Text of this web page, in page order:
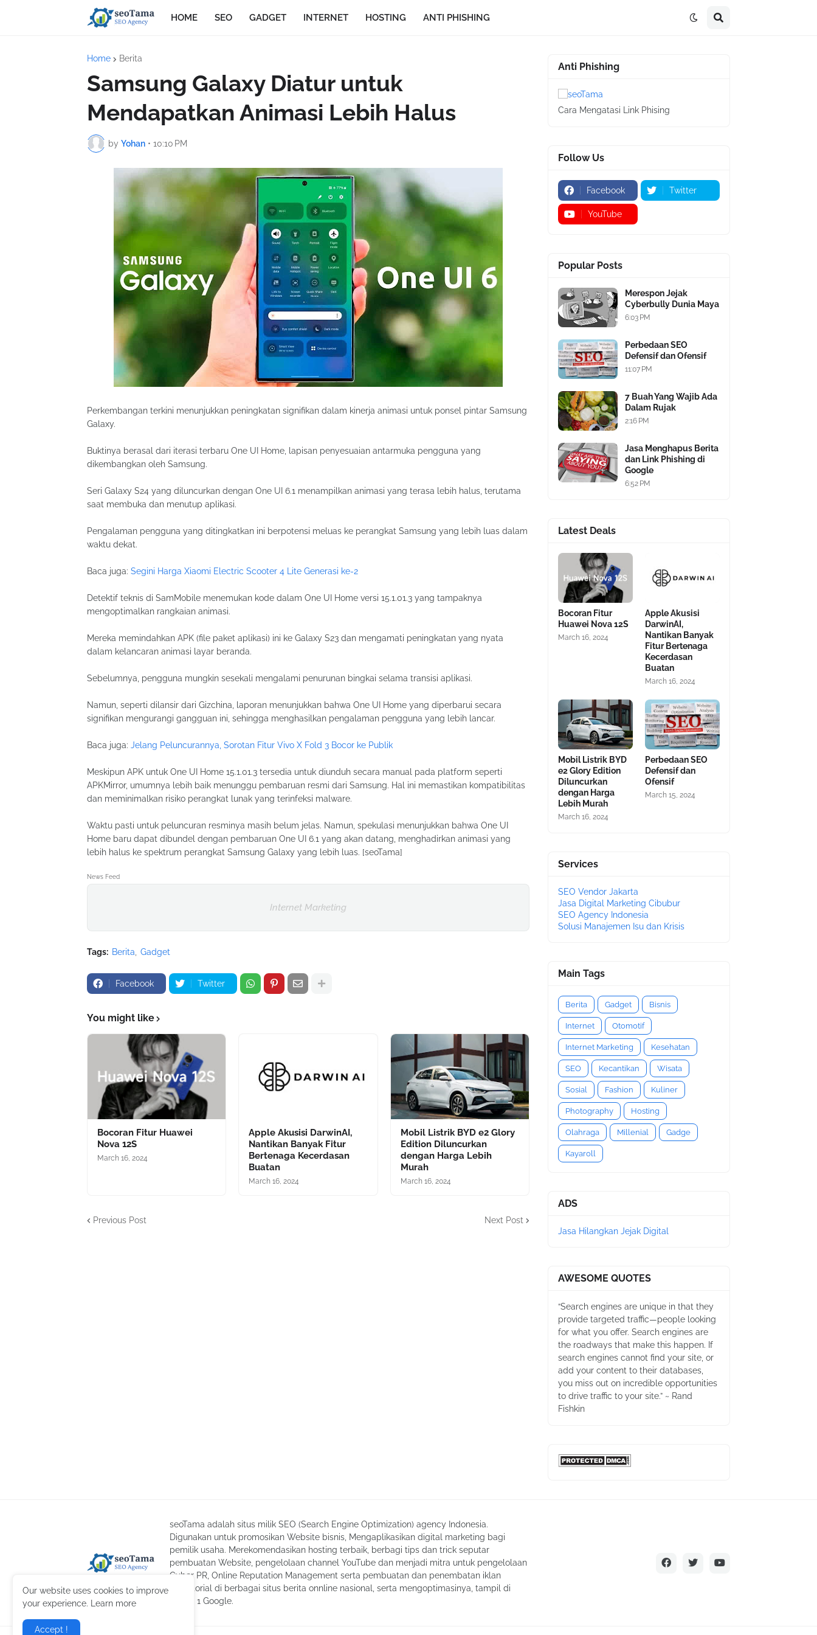
HOME SEO GADGET INTERNET HOSTING ANTI PHISHING
Home Berita
Samsung Galaxy Diatur untuk
Mendapatkan Animasi Lebih Halus
by Yohan • 10:10 PM
Perkembangan terkini menunjukkan peningkatan signifikan dalam kinerja animasi untuk ponsel pintar Samsung
Galaxy.
Buktinya berasal dari iterasi terbaru One UI Home, lapisan penyesuaian antarmuka pengguna yang
dikembangkan oleh Samsung.
Seri Galaxy S24 yang diluncurkan dengan One UI 6.1 menampilkan animasi yang terasa lebih halus, terutama
saat membuka dan menutup aplikasi.
Pengalaman pengguna yang ditingkatkan ini berpotensi meluas ke perangkat Samsung yang lebih luas dalam
waktu dekat.
Baca juga: Segini Harga Xiaomi Electric Scooter 4 Lite Generasi ke-2
Detektif teknis di SamMobile menemukan kode dalam One UI Home versi 15.1.01.3 yang tampaknya
mengoptimalkan rangkaian animasi.
Mereka memindahkan APK (file paket aplikasi) ini ke Galaxy S23 dan mengamati peningkatan yang nyata
dalam kelancaran animasi layar beranda.
Sebelumnya, pengguna mungkin sesekali mengalami penurunan bingkai selama transisi aplikasi.
Namun, seperti dilansir dari Gizchina, laporan menunjukkan bahwa One UI Home yang diperbarui secara
signifikan mengurangi gangguan ini, sehingga menghasilkan pengalaman pengguna yang lebih lancar.
Baca juga: Jelang Peluncurannya, Sorotan Fitur Vivo X Fold 3 Bocor ke Publik
Meskipun APK untuk One UI Home 15.1.01.3 tersedia untuk diunduh secara manual pada platform seperti
APKMirror, umumnya lebih baik menunggu pembaruan resmi dari Samsung. Hal ini memastikan kompatibilitas
dan meminimalkan risiko perangkat lunak yang terinfeksi malware.
Waktu pasti untuk peluncuran resminya masih belum jelas. Namun, spekulasi menunjukkan bahwa One UI
Home baru dapat dibundel dengan pembaruan One UI 6.1 yang akan datang, menghadirkan animasi yang
lebih halus ke spektrum perangkat Samsung Galaxy yang lebih luas. [seoTama]
News Feed
Internet Marketing
Tags: Berita Gadget
Facebook Twitter
You might like
Bocoran Fitur Huawei
Nova 12S
March 16, 2024
Apple Akusisi DarwinAI,
Nantikan Banyak Fitur
Bertenaga Kecerdasan
Buatan
March 16, 2024
Mobil Listrik BYD e2 Glory
Edition Diluncurkan
dengan Harga Lebih
Murah
March 16, 2024
Previous Post Next Post
Anti Phishing
Cara Mengatasi Link Phising
Follow Us
Facebook Twitter
YouTube
Popular Posts
Merespon Jejak
Cyberbully Dunia Maya
6:03 PM
Perbedaan SEO
Defensif dan Ofensif
11:07 PM
7 Buah Yang Wajib Ada
Dalam Rujak
2:16 PM
Jasa Menghapus Berita
dan Link Phishing di
Google
6:52 PM
Latest Deals
Bocoran Fitur
Huawei Nova 12S
March 16, 2024
Apple Akusisi
DarwinAI,
Nantikan Banyak
Fitur Bertenaga
Kecerdasan
Buatan
March 16, 2024
Mobil Listrik BYD
e2 Glory Edition
Diluncurkan
dengan Harga
Lebih Murah
March 16, 2024
Perbedaan SEO
Defensif dan
Ofensif
March 15, 2024
Services
SEO Vendor Jakarta
Jasa Digital Marketing Cibubur
SEO Agency Indonesia
Solusi Manajemen Isu dan Krisis
Main Tags
Berita Gadget Bisnis
Internet Otomotif
Internet Marketing Kesehatan
SEO Kecantikan Wisata
Sosial Fashion Kuliner
Photography Hosting
Olahraga Millenial Gadge
Kayaroll
ADS
Jasa Hilangkan Jejak Digital
AWESOME QUOTES
“Search engines are unique in that they
provide targeted traffic—people looking
for what you offer. Search engines are
the roadways that make this happen. If
search engines cannot find your site, or
add your content to their databases,
you miss out on incredible opportunities
to drive traffic to your site.” ~ Rand
Fishkin
seoTama adalah situs milik SEO (Search Engine Optimization) agency Indonesia.
Digunakan untuk promosikan Website bisnis, Mengaplikasikan digital marketing bagi
pemilik usaha. Merekomendasikan hosting terbaik, berbagi tips dan trick seputar
pembuatan Website, pengelolaan channel YouTube dan menjadi mitra untuk pengelolaan
Cyber PR, Online Reputation Management serta pembuatan dan penembatan iklan
advertorial di berbagai situs berita onnline nasional, serta mengoptimasinya, tampil di
laman 1 Google.
Our website uses cookies to improve
your experience. Learn more
Accept !